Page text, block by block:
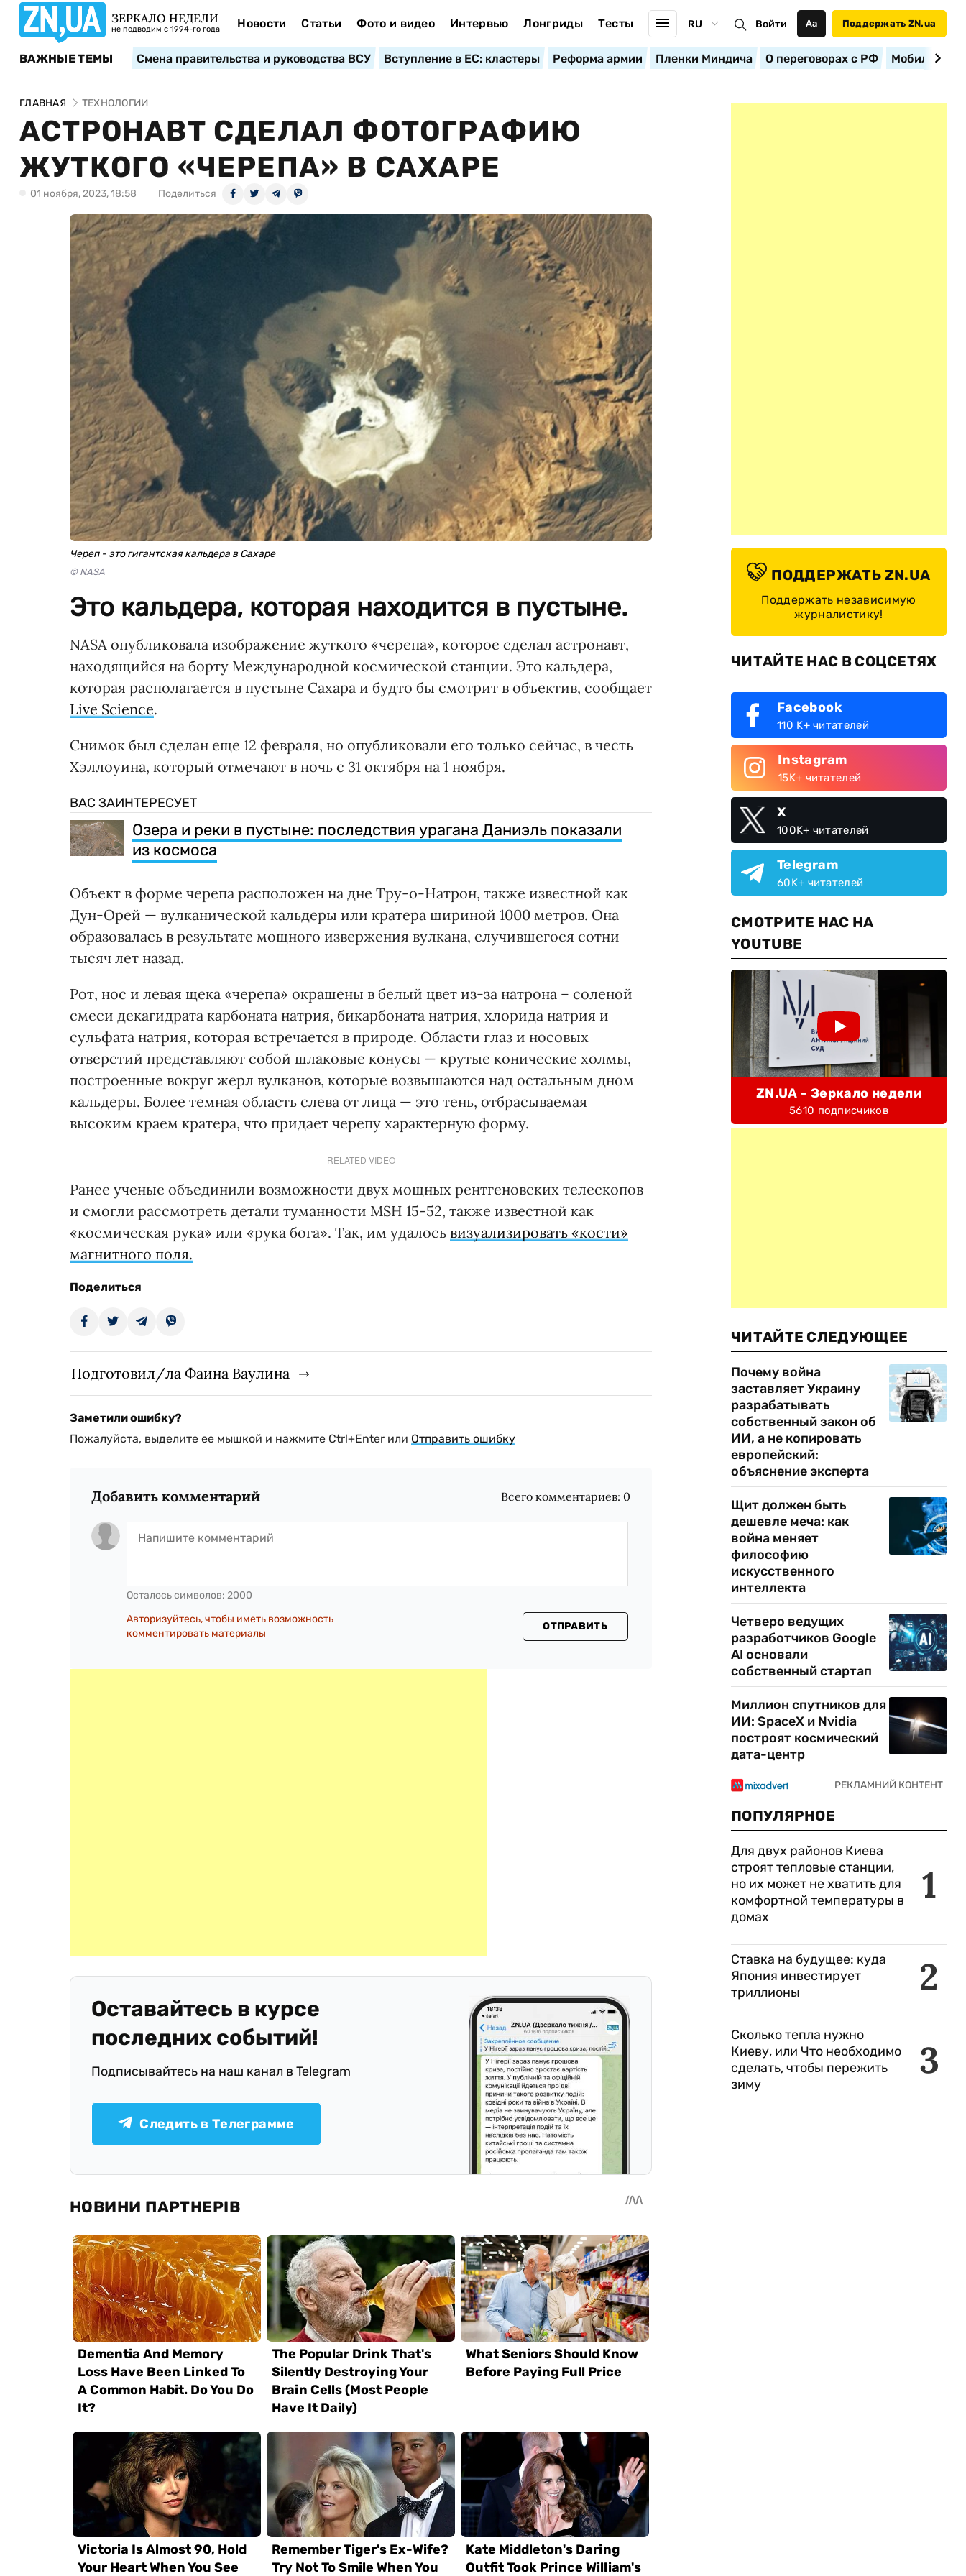
ЗЕРКАЛО НЕДЕЛИ
не подводим с 1994-го года Новости Статьи Фото и видео Интервью Лонгриды Тесты RU Войти Аа Поддержать ZN.ua
ВАЖНЫЕ ТЕМЫ Смена правительства и руководства ВСУ Вступление в ЕС: кластеры Реформа армии Пленки Миндича О переговорах с РФ
ГЛАВНАЯ ТЕХНОЛОГИИ
АСТРОНАВТ СДЕЛАЛ ФОТОГРАФИЮ
ЖУТКОГО «ЧЕРЕПА» В САХАРЕ
01 ноября, 2023, 18:58 Поделиться
Череп - это гигантская кальдера в Сахаре
© NASA
Это кальдера, которая находится в пустыне.
NASA опубликовала изображение жуткого «черепа», которое сделал астронавт,
находящийся на борту Международной космической станции. Это кальдера,
которая располагается в пустыне Сахара и будто бы смотрит в объектив, сообщает
Live Science.
Снимок был сделан еще 12 февраля, но опубликовали его только сейчас, в честь
Хэллоуина, который отмечают в ночь с 31 октября на 1 ноября.
ВАС ЗАИНТЕРЕСУЕТ
Озера и реки в пустыне: последствия урагана Даниэль показали
из космоса
Объект в форме черепа расположен на дне Тру-о-Натрон, также известной как
Дун-Орей — вулканической кальдеры или кратера шириной 1000 метров. Она
образовалась в результате мощного извержения вулкана, случившегося сотни
тысяч лет назад.
Рот, нос и левая щека «черепа» окрашены в белый цвет из-за натрона – соленой
смеси декагидрата карбоната натрия, бикарбоната натрия, хлорида натрия и
сульфата натрия, которая встречается в природе. Области глаз и носовых
отверстий представляют собой шлаковые конусы — крутые конические холмы,
построенные вокруг жерл вулканов, которые возвышаются над остальным дном
кальдеры. Более темная область слева от лица — это тень, отбрасываемая
высоким краем кратера, что придает черепу характерную форму.
RELATED VIDEO
Ранее ученые объединили возможности двух мощных рентгеновских телескопов
и смогли рассмотреть детали туманности MSH 15-52, также известной как
«космическая рука» или «рука бога». Так, им удалось визуализировать «кости»
магнитного поля.
Поделиться
Подготовил/ла Фаина Ваулина
Заметили ошибку?
Пожалуйста, выделите ее мышкой и нажмите Ctrl+Enter или Отправить ошибку
Добавить комментарий Всего комментариев: 0
Осталось символов: 2000
Авторизуйтесь, чтобы иметь возможность
комментировать материалы
ОТПРАВИТЬ
Оставайтесь в курсе
последних событий!
Подписывайтесь на наш канал в Telegram
Следить в Телеграмме
ПОДДЕРЖАТЬ ZN.UA
Поддержать независимую
журналистику!
ЧИТАЙТЕ НАС В СОЦСЕТЯХ
Facebook
110 K+ читателей
Instagram
15K+ читателей
X
100K+ читателей
Telegram
60K+ читателей
СМОТРИТЕ НАС НА
YOUTUBE
ZN.UA - Зеркало недели
5610 подписчиков
ЧИТАЙТЕ СЛЕДУЮЩЕЕ
Почему война
заставляет Украину
разрабатывать
собственный закон об
ИИ, а не копировать
европейский:
объяснение эксперта
Щит должен быть
дешевле меча: как
война меняет
философию
искусственного
интеллекта
Четверо ведущих
разработчиков Google
AI основали
собственный стартап
Миллион спутников для
ИИ: SpaceX и Nvidia
построят космический
дата-центр
ПОПУЛЯРНОЕ
1
Для двух районов Киева
строят тепловые станции,
но их может не хватить для
комфортной температуры в
домах
2
Ставка на будущее: куда
Япония инвестирует
триллионы
3
Сколько тепла нужно
Киеву, или Что необходимо
сделать, чтобы пережить
зиму